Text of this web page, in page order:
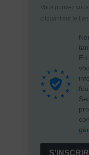
Vous pouvez
cliquant sur le
En